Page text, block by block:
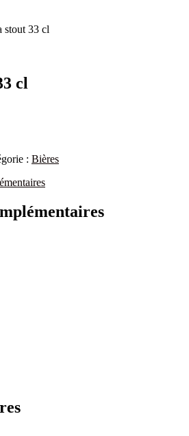
stout 33 cl
cl
: Bières